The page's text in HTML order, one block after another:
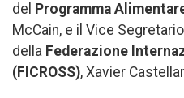
del Programma
McCain, e il Vice
della Federazione
(FICROSS), Xavier